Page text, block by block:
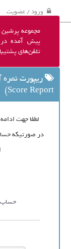
مجموعه پرشین
پیش آمده
تلفن‌های
ورود / عضویت
Score Report)
لطفا جهت
در صورتیکه
حساب